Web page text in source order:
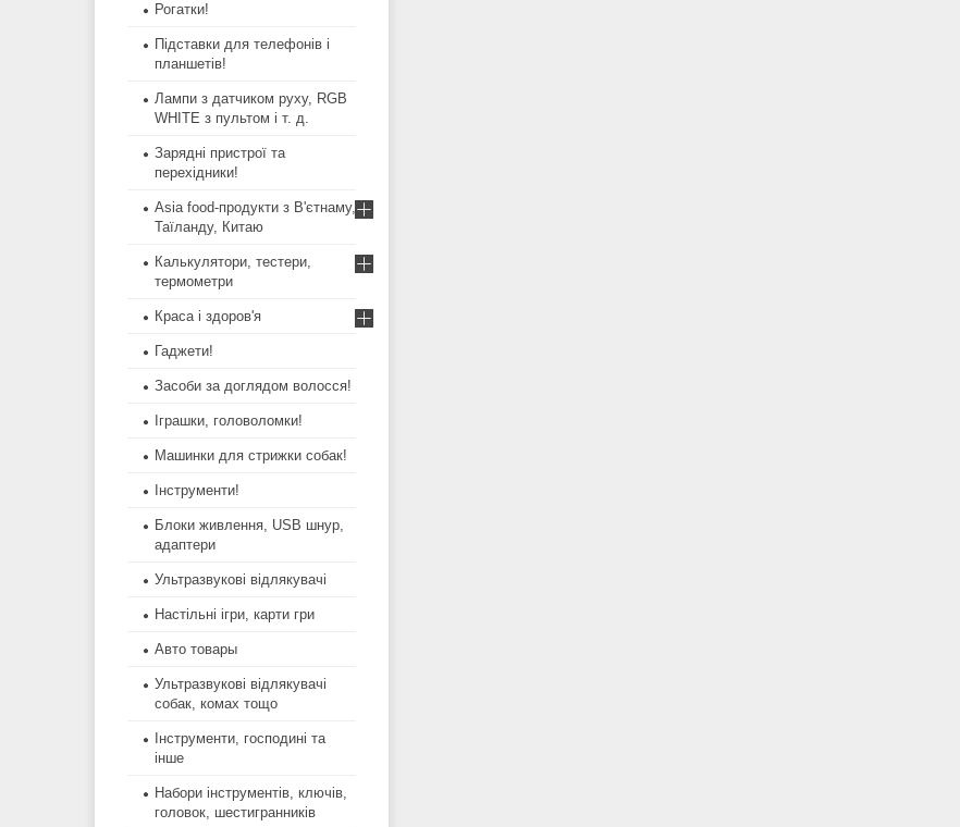
Рогатки!
Підставки для телефонів і
планшетів!
Лампи з датчиком руху, RGB
WHITE з пультом і т. д.
Зарядні пристрої та
перехідники!
Asia food-продукти з В'єтнаму,
Таїланду, Китаю
Калькулятори, тестери,
термометри
Краса і здоров'я
Гаджети!
Засоби за доглядом волосся!
Іграшки, головоломки!
Машинки для стрижки собак!
Інструменти!
Блоки живлення, USB шнур,
адаптери
Ультразвукові відлякувачі
Настільні ігри, карти гри
Авто товары
Ультразвукові відлякувачі
собак, комах тощо
Інструменти, господині та
інше
Набори інструментів, ключів,
головок, шестигранників